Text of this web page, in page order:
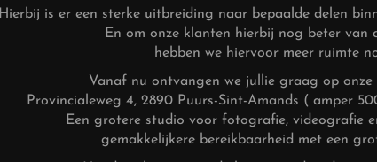
Hierbij is er een sterke uitbreiding naar bepaalde delen
En om onze klanten hierbij nog beter van
hebben we hiervoor meer ruimte
Vanaf nu ontvangen we jullie graag op onze
Provincialeweg 4, 2890 Puurs-Sint-Amands ( amper
Een grotere studio voor fotografie, videografie
gemakkelijkere bereikbaarheid met een